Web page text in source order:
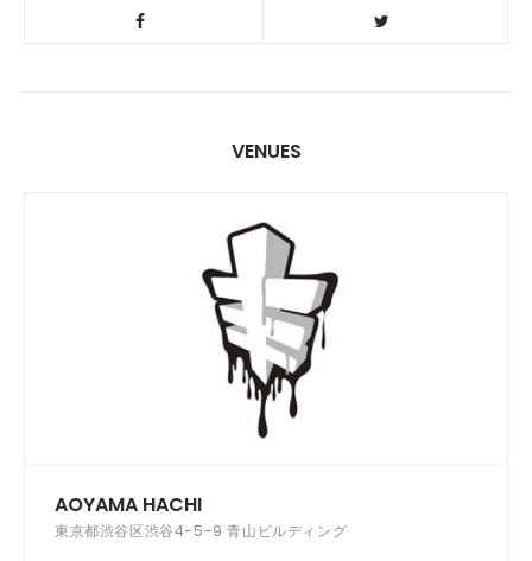
VENUES
AOYAMA HACHI
東京都渋谷区渋谷4-5-9 青山ビルディング